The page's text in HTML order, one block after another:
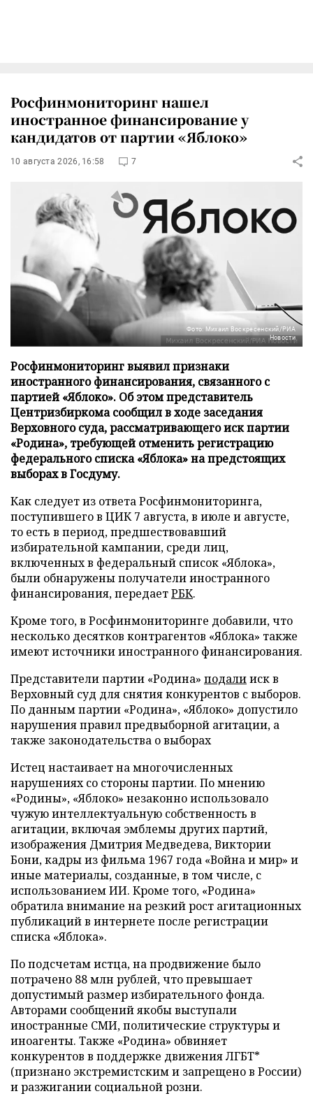
Росфинмониторинг нашел
иностранное финансирование у
кандидатов от партии «Яблоко»
10 августа 2026, 16:58 7
Фото: Михаил Воскресенский/РИА
Новости
Росфинмониторинг выявил признаки
иностранного финансирования, связанного с
партией «Яблоко». Об этом представитель
Центризбиркома сообщил в ходе заседания
Верховного суда, рассматривающего иск партии
«Родина», требующей отменить регистрацию
федерального списка «Яблока» на предстоящих
выборах в Госдуму.
Как следует из ответа Росфинмониторинга,
поступившего в ЦИК 7 августа, в июле и августе,
то есть в период, предшествовавший
избирательной кампании, среди лиц,
включенных в федеральный список «Яблока»,
были обнаружены получатели иностранного
финансирования, передаетРБК.
Кроме того, в Росфинмониторинге добавили, что
несколько десятков контрагентов «Яблока» также
имеют источники иностранного финансирования.
Представители партии «Родина» подалииск в
Верховный суд для снятия конкурентов с выборов.
По данным партии «Родина», «Яблоко» допустило
нарушения правил предвыборной агитации, а
также законодательства о выборах
Истец настаивает на многочисленных
нарушениях со стороны партии. По мнению
«Родины», «Яблоко» незаконно использовало
чужую интеллектуальную собственность в
агитации, включая эмблемы других партий,
изображения Дмитрия Медведева, Виктории
Бони, кадры из фильма 1967 года «Война и мир» и
иные материалы, созданные, в том числе, с
использованием ИИ. Кроме того, «Родина»
обратила внимание на резкий рост агитационных
публикаций в интернете после регистрации
списка «Яблока».
По подсчетам истца, на продвижение было
потрачено 88 млн рублей, что превышает
допустимый размер избирательного фонда.
Авторами сообщений якобы выступали
иностранные СМИ, политические структуры и
иноагенты. Также «Родина» обвиняет
конкурентов в поддержке движения ЛГБТ*
(признано экстремистским и запрещено в России)
и разжигании социальной розни.